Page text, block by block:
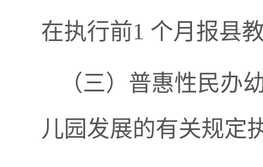
在执行前1 个月报县
（三）普惠性民办
儿园发展的有关规定